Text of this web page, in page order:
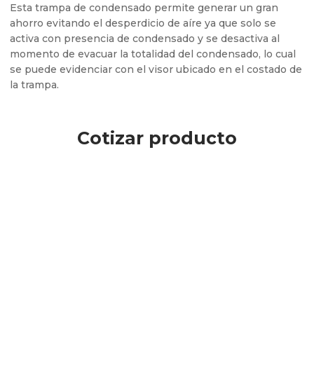
Esta trampa de condensado permite generar un gran
ahorro evitando el desperdicio de aíre ya que solo se
activa con presencia de condensado y se desactiva al
momento de evacuar la totalidad del condensado, lo cual
se puede evidenciar con el visor ubicado en el costado de
la trampa.
Cotizar producto